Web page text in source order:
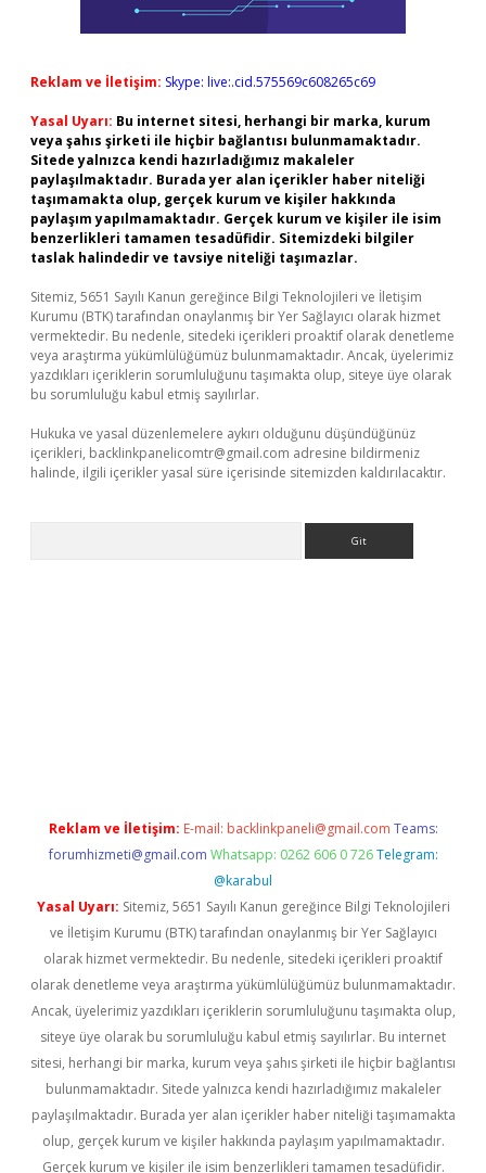
Reklam ve İletişim: Skype: live:.cid.575569c608265c69
Yasal Uyarı: Bu internet sitesi, herhangi bir marka, kurum
veya şahıs şirketi ile hiçbir bağlantısı bulunmamaktadır.
Sitede yalnızca kendi hazırladığımız makaleler
paylaşılmaktadır. Burada yer alan içerikler haber niteliği
taşımamakta olup, gerçek kurum ve kişiler hakkında
paylaşım yapılmamaktadır. Gerçek kurum ve kişiler ile isim
benzerlikleri tamamen tesadüfidir. Sitemizdeki bilgiler
taslak halindedir ve tavsiye niteliği taşımazlar.
Sitemiz, 5651 Sayılı Kanun gereğince Bilgi Teknolojileri ve İletişim
Kurumu (BTK) tarafından onaylanmış bir Yer Sağlayıcı olarak hizmet
vermektedir. Bu nedenle, sitedeki içerikleri proaktif olarak denetleme
veya araştırma yükümlülüğümüz bulunmamaktadır. Ancak, üyelerimiz
yazdıkları içeriklerin sorumluluğunu taşımakta olup, siteye üye olarak
bu sorumluluğu kabul etmiş sayılırlar.
Hukuka ve yasal düzenlemelere aykırı olduğunu düşündüğünüz
içerikleri, backlinkpanelicomtr@gmail.com adresine bildirmeniz
halinde, ilgili içerikler yasal süre içerisinde sitemizden kaldırılacaktır.
Reklam ve İletişim: E-mail: backlinkpaneli@gmail.com Teams:
forumhizmeti@gmail.com Whatsapp: 0262 606 0 726 Telegram:
@karabul
Yasal Uyarı: Sitemiz, 5651 Sayılı Kanun gereğince Bilgi Teknolojileri
ve İletişim Kurumu (BTK) tarafından onaylanmış bir Yer Sağlayıcı
olarak hizmet vermektedir. Bu nedenle, sitedeki içerikleri proaktif
olarak denetleme veya araştırma yükümlülüğümüz bulunmamaktadır.
Ancak, üyelerimiz yazdıkları içeriklerin sorumluluğunu taşımakta olup,
siteye üye olarak bu sorumluluğu kabul etmiş sayılırlar. Bu internet
sitesi, herhangi bir marka, kurum veya şahıs şirketi ile hiçbir bağlantısı
bulunmamaktadır. Sitede yalnızca kendi hazırladığımız makaleler
paylaşılmaktadır. Burada yer alan içerikler haber niteliği taşımamakta
olup, gerçek kurum ve kişiler hakkında paylaşım yapılmamaktadır.
Gerçek kurum ve kişiler ile isim benzerlikleri tamamen tesadüfidir.